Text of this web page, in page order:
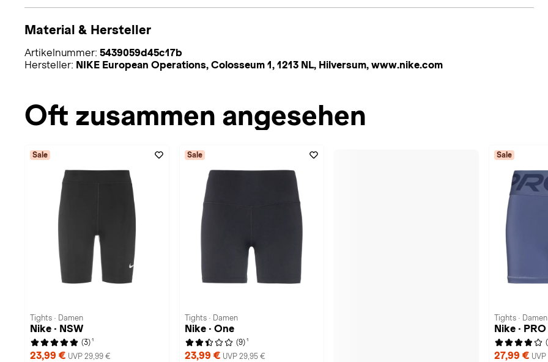
Material & Hersteller
Artikelnummer: 5439059d45c17b
Hersteller: NIKE European Operations, Colosseum 1, 1213 NL, Hilversum, www.nike.com
Oft zusammen angesehen
Sale
Tights · Damen
Nike · NSW
(3) 1
23,99 € UVP 29,99 €
Sale
Tights · Damen
Nike · One
(9) 1
23,99 € UVP 29,95 €
Sale
Tights · Damen
Nike ·
27,99 €